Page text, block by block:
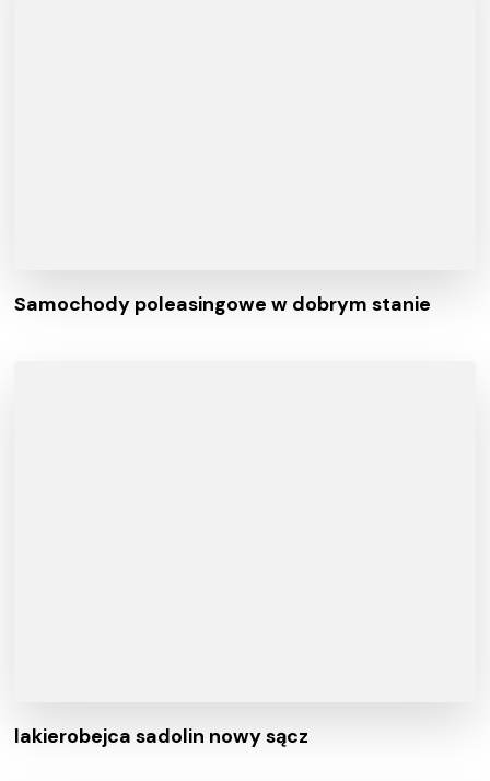
Samochody poleasingowe w dobrym stanie
lakierobejca sadolin nowy sącz